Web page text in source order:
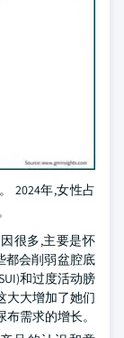
2024年,女性占
很多,主要是怀
都会削弱盆腔底
和过度活动膀
大大增加了她们
需求的增长。